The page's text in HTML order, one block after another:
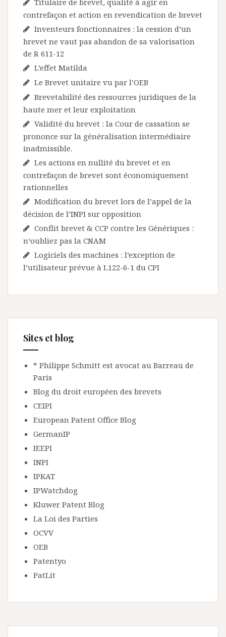
Titulaire de brevet, qualité à agir en
contrefaçon et action en revendication de brevet
Inventeurs fonctionnaires : la cession d’un
brevet ne vaut pas abandon de sa valorisation
de R 611-12
L’effet Matilda
Le Brevet unitaire vu par l’OEB
Brevetabilité des ressources juridiques de la
haute mer et leur exploitation
Validité du brevet : la Cour de cassation se
prononce sur la généralisation intermédiaire
inadmissible.
Les actions en nullité du brevet et en
contrefaçon de brevet sont économiquement
rationnelles
Modification du brevet lors de l’appel de la
décision de l’INPI sur opposition
Conflit brevet & CCP contre les Génériques :
n‘oubliez pas la CNAM
Logiciels des machines : l’exception de
l’utilisateur prévue à L122-6-1 du CPI
Sites et blog
* Philippe Schmitt est avocat au Barreau de
Paris
Blog du droit européen des brevets
CEIPI
European Patent Office Blog
GermanIP
IEEPI
INPI
IPKAT
IPWatchdog
Kluwer Patent Blog
La Loi des Parties
OCVV
OEB
Patentyo
PatLit